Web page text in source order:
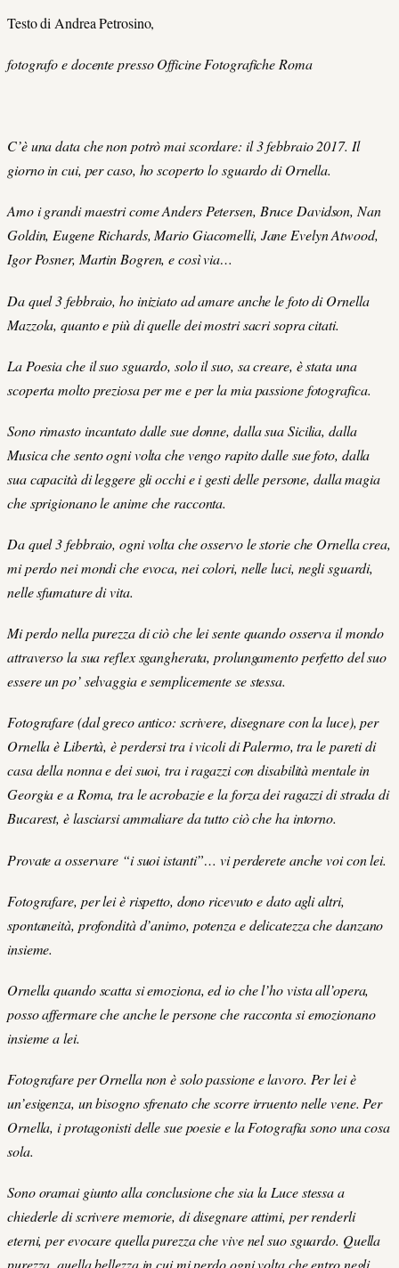
Testo di Andrea Petrosino,
fotografo e docente presso Officine Fotografiche Roma
C’è una data che non potrò mai scordare: il 3 febbraio 2017. Il
giorno in cui, per caso, ho scoperto lo sguardo di Ornella.
Amo i grandi maestri come Anders Petersen, Bruce Davidson, Nan
Goldin, Eugene Richards, Mario Giacomelli, Jane Evelyn Atwood,
Igor Posner, Martin Bogren, e così via…
Da quel 3 febbraio, ho iniziato ad amare anche le foto di Ornella
Mazzola, quanto e più di quelle dei mostri sacri sopra citati.
La Poesia che il suo sguardo, solo il suo, sa creare, è stata una
scoperta molto preziosa per me e per la mia passione fotografica.
Sono rimasto incantato dalle sue donne, dalla sua Sicilia, dalla
Musica che sento ogni volta che vengo rapito dalle sue foto, dalla
sua capacità di leggere gli occhi e i gesti delle persone, dalla magia
che sprigionano le anime che racconta.
Da quel 3 febbraio, ogni volta che osservo le storie che Ornella crea,
mi perdo nei mondi che evoca, nei colori, nelle luci, negli sguardi,
nelle sfumature di vita.
Mi perdo nella purezza di ciò che lei sente quando osserva il mondo
attraverso la sua reflex sgangherata, prolungamento perfetto del suo
essere un po’ selvaggia e semplicemente se stessa.
Fotografare (dal greco antico: scrivere, disegnare con la luce), per
Ornella è Libertà, è perdersi tra i vicoli di Palermo, tra le pareti di
casa della nonna e dei suoi, tra i ragazzi con disabilità mentale in
Georgia e a Roma, tra le acrobazie e la forza dei ragazzi di strada di
Bucarest, è lasciarsi ammaliare da tutto ciò che ha intorno.
Provate a osservare “i suoi istanti”… vi perderete anche voi con lei.
Fotografare, per lei è rispetto, dono ricevuto e dato agli altri,
spontaneità, profondità d’animo, potenza e delicatezza che danzano
insieme.
Ornella quando scatta si emoziona, ed io che l’ho vista all’opera,
posso affermare che anche le persone che racconta si emozionano
insieme a lei.
Fotografare per Ornella non è solo passione e lavoro. Per lei è
un’esigenza, un bisogno sfrenato che scorre irruento nelle vene. Per
Ornella, i protagonisti delle sue poesie e la Fotografia sono una cosa
sola.
Sono oramai giunto alla conclusione che sia la Luce stessa a
chiederle di scrivere memorie, di disegnare attimi, per renderli
eterni, per evocare quella purezza che vive nel suo sguardo. Quella